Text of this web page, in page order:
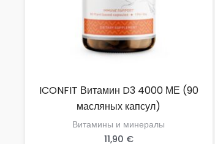
ICONFIT Витамин D3 4000 МЕ (90
масляных капсул)
Витамины и минералы
11,90 €